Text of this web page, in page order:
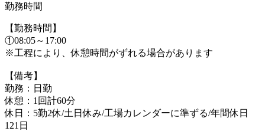
勤務時間
【勤務時間】
①08:05～17:00
※工程により、休憩時間がずれる場合があります
【備考】
勤務：日勤
休憩：1回計60分
休日：5勤2休/土日休み/工場カレンダーに準ずる/年間休日
121日